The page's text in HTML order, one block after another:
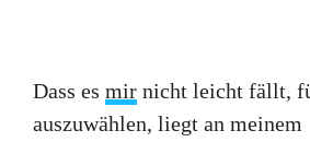
Dass es mir nicht leicht fällt,
auszuwählen, liegt an meinem